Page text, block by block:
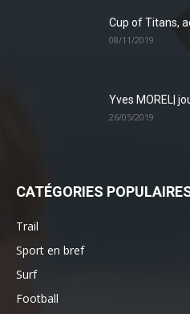
Cup of Titans,
08/11/2019
Yves MOREL|
26/05/2019
CATÉGORIES
Trail
Sport en bref
Surf
Football